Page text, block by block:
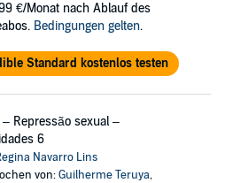
€/Monat nach Ablauf des
Bedingungen gelten.
Standard kostenlos testen
– Repressão sexual –
6
Navarro Lins
von:Guilherme Teruya,